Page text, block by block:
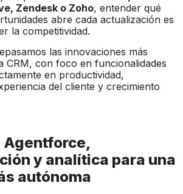
Zendesk o Zoho, entender qué
abre cada actualización es
la competitividad.
las innovaciones más
CRM, con foco en funcionalidades
en productividad,
del cliente y crecimiento
y analítica para una
autónoma